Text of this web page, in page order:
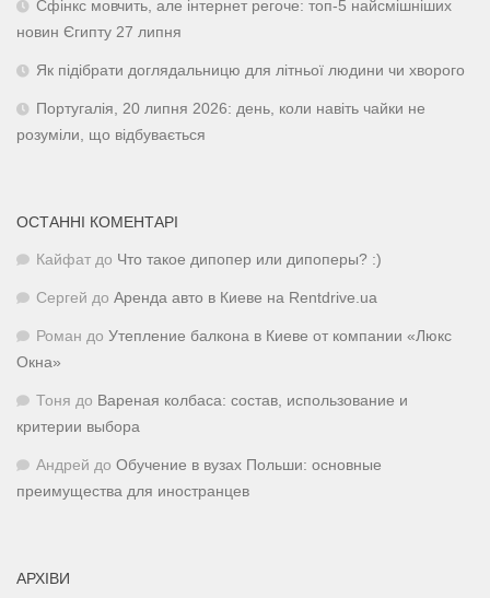
Сфінкс мовчить, але інтернет регоче: топ-5 найсмішніших
новин Єгипту 27 липня
Як підібрати доглядальницю для літньої людини чи хворого
Португалія, 20 липня 2026: день, коли навіть чайки не
розуміли, що відбувається
ОСТАННІ КОМЕНТАРІ
Кайфат до Что такое дипопер или дипоперы? :)
Сергей до Аренда авто в Киеве на Rentdrive.ua
Роман до Утепление балкона в Киеве от компании «Люкс
Окна»
Тоня до Вареная колбаса: состав, использование и
критерии выбора
Андрей до Обучение в вузах Польши: основные
преимущества для иностранцев
АРХІВИ